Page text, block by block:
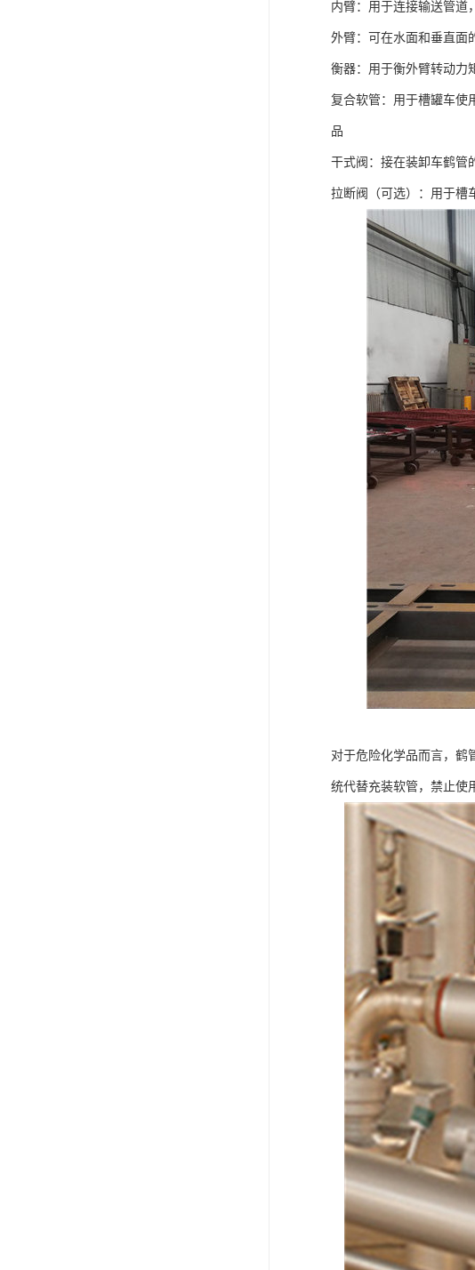
内臂：用于连接输送管道
外臂：可在水面和垂直面
衡器：用于衡外臂转动力
复合软管：用于槽罐车使
品
干式阀：接在装卸车鹤管
拉断阀（可选）：用于槽
对于危险化学品而言，鹤
统代替充装软管，禁止使